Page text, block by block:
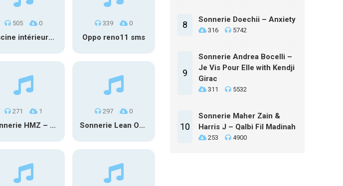
505 0
Piscine intérieure 2
339 0
Oppo reno11 sms
271 1
Sonnerie HMZ – Mérite
297 0
Sonnerie Lean On (CRNKN Remix)
8 Sonnerie Doechii – Anxiety
316 5742
9
Sonnerie Andrea Bocelli –
Je Vis Pour Elle with Kendji
Girac
311 5532
10
Sonnerie Maher Zain &
Harris J – Qalbi Fil Madinah
253 4900